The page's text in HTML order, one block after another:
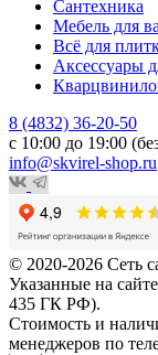
Сантехника
Мебель для
Всё для
Аксессуары
8 (4832) 36-20-50
с 10:00 до 19:00
info@skvirel-shop.ru
© 2020-2026 Сеть
Указанные на
435 ГК РФ).
Стоимость и
менеджеров по